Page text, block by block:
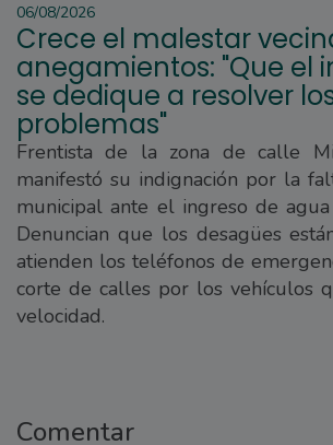
06/08/2026
Crece el malestar
anegamientos: "Que el
se dedique a resolver
problemas"
Frentista de la zona de calle
manifestó su indignación por la
municipal ante el ingreso de
Denuncian que los desagües
atienden los teléfonos de
corte de calles por los vehículos
velocidad.
Comentar